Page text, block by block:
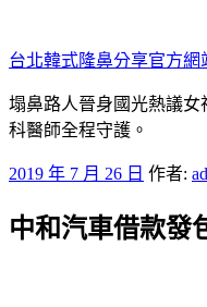
至
主
要
內
台北韓式隆鼻分享官方網
塌鼻路人晉身國光熱議
科醫師全程守護。
發
於
2019 年 7 月 26 日 作者:
中和汽車借款發